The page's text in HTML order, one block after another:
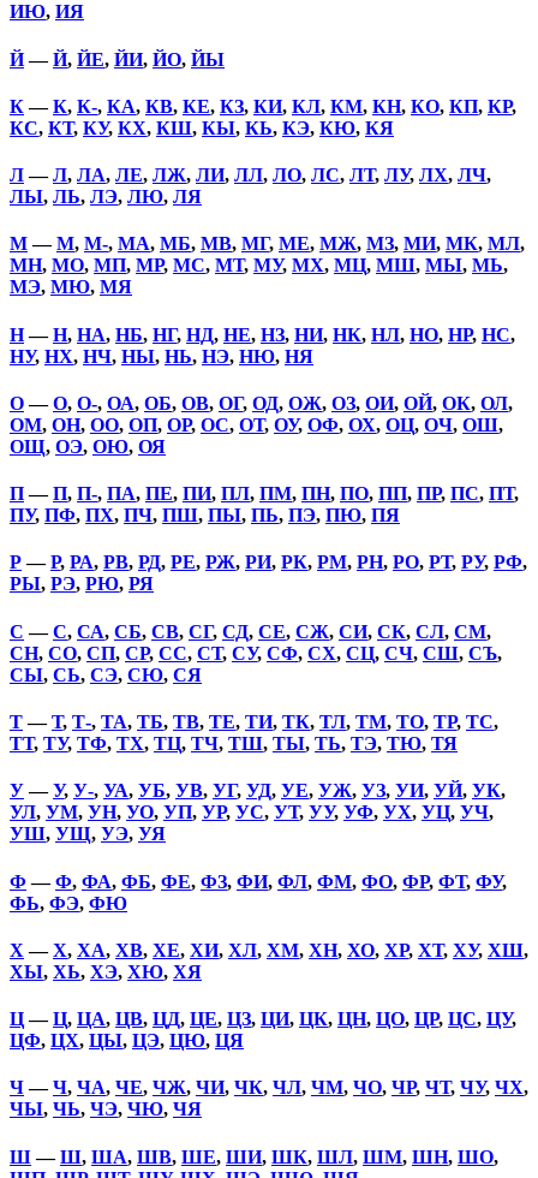
ИЮ, ИЯ
Й—Й, ЙЕ, ЙИ, ЙО, ЙЫ
К—К, К-, КА, КВ, КЕ, КЗ, КИ, КЛ, КМ, КН, КО, КП, КР,
КС, КТ, КУ, КХ, КШ, КЫ, КЬ, КЭ, КЮ, КЯ
Л—Л, ЛА, ЛЕ, ЛЖ, ЛИ, ЛЛ, ЛО, ЛС, ЛТ, ЛУ, ЛХ, ЛЧ,
ЛЫ, ЛЬ, ЛЭ, ЛЮ, ЛЯ
М—М, М-, МА, МБ, МВ, МГ, МЕ, МЖ, МЗ, МИ, МК, МЛ,
МН, МО, МП, МР, МС, МТ, МУ, МХ, МЦ, МШ, МЫ, МЬ,
МЭ, МЮ, МЯ
Н—Н, НА, НБ, НГ, НД, НЕ, НЗ, НИ, НК, НЛ, НО, НР, НС,
НУ, НХ, НЧ, НЫ, НЬ, НЭ, НЮ, НЯ
О—О, О-, ОА, ОБ, ОВ, ОГ, ОД, ОЖ, ОЗ, ОИ, ОЙ, ОК, ОЛ,
ОМ, ОН, ОО, ОП, ОР, ОС, ОТ, ОУ, ОФ, ОХ, ОЦ, ОЧ, ОШ,
ОЩ, ОЭ, ОЮ, ОЯ
П—П, П-, ПА, ПЕ, ПИ, ПЛ, ПМ, ПН, ПО, ПП, ПР, ПС, ПТ,
ПУ, ПФ, ПХ, ПЧ, ПШ, ПЫ, ПЬ, ПЭ, ПЮ, ПЯ
Р—Р, РА, РВ, РД, РЕ, РЖ, РИ, РК, РМ, РН, РО, РТ, РУ, РФ,
РЫ, РЭ, РЮ, РЯ
С —С, СА, СБ, СВ, СГ, СД, СЕ, СЖ, СИ, СК, СЛ, СМ,
СН, СО, СП, СР, СС, СТ, СУ, СФ, СХ, СЦ, СЧ, СШ, СЪ,
СЫ, СЬ, СЭ, СЮ, СЯ
Т—Т, Т-, ТА, ТБ, ТВ, ТЕ, ТИ, ТК, ТЛ, ТМ, ТО, ТР, ТС,
ТТ, ТУ, ТФ, ТХ, ТЦ, ТЧ, ТШ, ТЫ, ТЬ, ТЭ, ТЮ, ТЯ
У—У, У-, УА, УБ, УВ, УГ, УД, УЕ, УЖ, УЗ, УИ, УЙ, УК,
УЛ, УМ, УН, УО, УП, УР, УС, УТ, УУ, УФ, УХ, УЦ, УЧ,
УШ, УЩ, УЭ, УЯ
Ф —Ф, ФА, ФБ, ФЕ, ФЗ, ФИ, ФЛ, ФМ, ФО, ФР, ФТ, ФУ,
ФЬ, ФЭ, ФЮ
Х —Х, ХА, ХВ, ХЕ, ХИ, ХЛ, ХМ, ХН, ХО, ХР, ХТ, ХУ, ХШ,
ХЫ, ХЬ, ХЭ, ХЮ, ХЯ
Ц—Ц, ЦА, ЦВ, ЦД, ЦЕ, ЦЗ, ЦИ, ЦК, ЦН, ЦО, ЦР, ЦС, ЦУ,
ЦФ, ЦХ, ЦЫ, ЦЭ, ЦЮ, ЦЯ
Ч—Ч, ЧА, ЧЕ, ЧЖ, ЧИ, ЧК, ЧЛ, ЧМ, ЧО, ЧР, ЧТ, ЧУ, ЧХ,
ЧЫ, ЧЬ, ЧЭ, ЧЮ, ЧЯ
Ш—Ш, ША, ШВ, ШЕ, ШИ, ШК, ШЛ, ШМ, ШН, ШО,